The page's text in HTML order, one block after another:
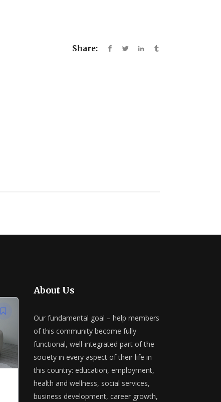
Share:
About Us
Our fundamental goal – help members
of this community become fully
functional, well-integrated part of the
society in every aspect of their life in
this country: education, employment,
health and wellness, social services,
business development, career growth,